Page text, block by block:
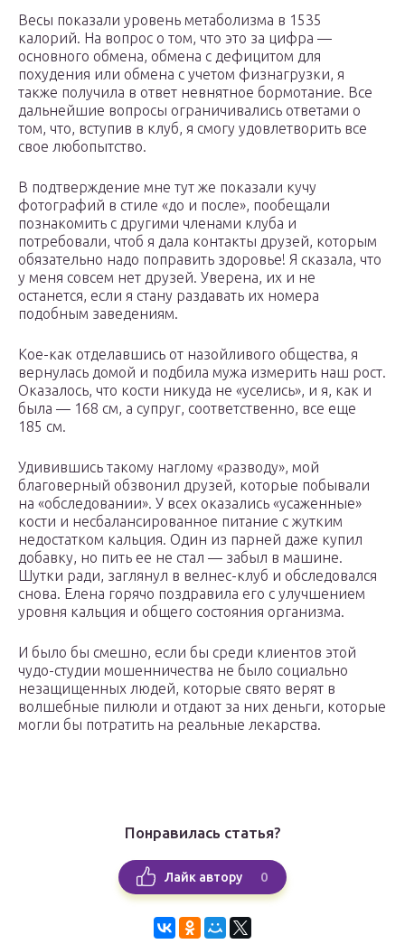
Весы показали уровень метаболизма в 1535
калорий. На вопрос о том, что это за цифра —
основного обмена, обмена с дефицитом для
похудения или обмена с учетом физнагрузки, я
также получила в ответ невнятное бормотание. Все
дальнейшие вопросы ограничивались ответами о
том, что, вступив в клуб, я смогу удовлетворить все
свое любопытство.
В подтверждение мне тут же показали кучу
фотографий в стиле «до и после», пообещали
познакомить с другими членами клуба и
потребовали, чтоб я дала контакты друзей, которым
обязательно надо поправить здоровье! Я сказала, что
у меня совсем нет друзей. Уверена, их и не
останется, если я стану раздавать их номера
подобным заведениям.
Кое-как отделавшись от назойливого общества, я
вернулась домой и подбила мужа измерить наш рост.
Оказалось, что кости никуда не «уселись», и я, как и
была — 168 см, а супруг, соответственно, все еще
185 см.
Удивившись такому наглому «разводу», мой
благоверный обзвонил друзей, которые побывали
на «обследовании». У всех оказались «усаженные»
кости и несбалансированное питание с жутким
недостатком кальция. Один из парней даже купил
добавку, но пить ее не стал — забыл в машине.
Шутки ради, заглянул в велнес-клуб и обследовался
снова. Елена горячо поздравила его с улучшением
уровня кальция и общего состояния организма.
И было бы смешно, если бы среди клиентов этой
чудо-студии мошенничества не было социально
незащищенных людей, которые свято верят в
волшебные пилюли и отдают за них деньги, которые
могли бы потратить на реальные лекарства.
Понравилась статья?
Лайк автору 0